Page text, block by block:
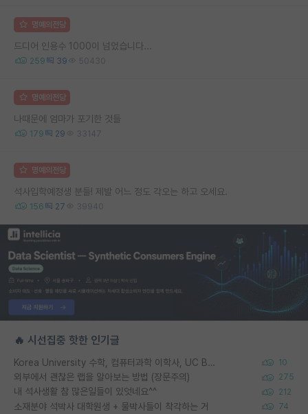
명예의전당
드디어 인용수 1000이 넘었습니다...
259 39 50430
명예의전당
나때문에 엄마가 포기한 것들
179 29 33147
명예의전당
석사입학예정생 분들! 제발 어느 정도 각오는 하고 오세요.
156 27 39940
🔥 시선집중 핫한 인기글
Korea University 수학, 컴퓨터과학 이학사, UC Berkeley 산업공학 대학원 공학박사가 되는 것은 쉽지 않겠죠? 10
외부에서 괜찮은 랩을 알아보는 방법 (장문주의) 275
내 석사생활 참 많은일들이 있엇네요^^ 212
소재분야 석박사 대학원생 + 물박사들이 착각하는 거 74